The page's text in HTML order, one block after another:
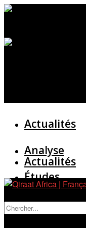
Actualités
Analyse
Études
Entretien
Actualités